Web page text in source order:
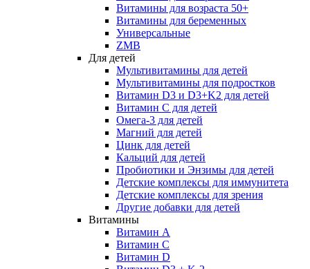
Витамины для возраста 50+
Витамины для беременных
Универсальные
ZMB
Для детей
Мультивитамины для детей
Мультивитамины для подростков
Витамин D3 и D3+K2 для детей
Витамин С для детей
Омега-3 для детей
Магний для детей
Цинк для детей
Кальций для детей
Пробиотики и Энзимы для детей
Детские комплексы для иммунитета
Детские комплексы для зрения
Другие добавки для детей
Витамины
Витамин А
Витамин С
Витамин D